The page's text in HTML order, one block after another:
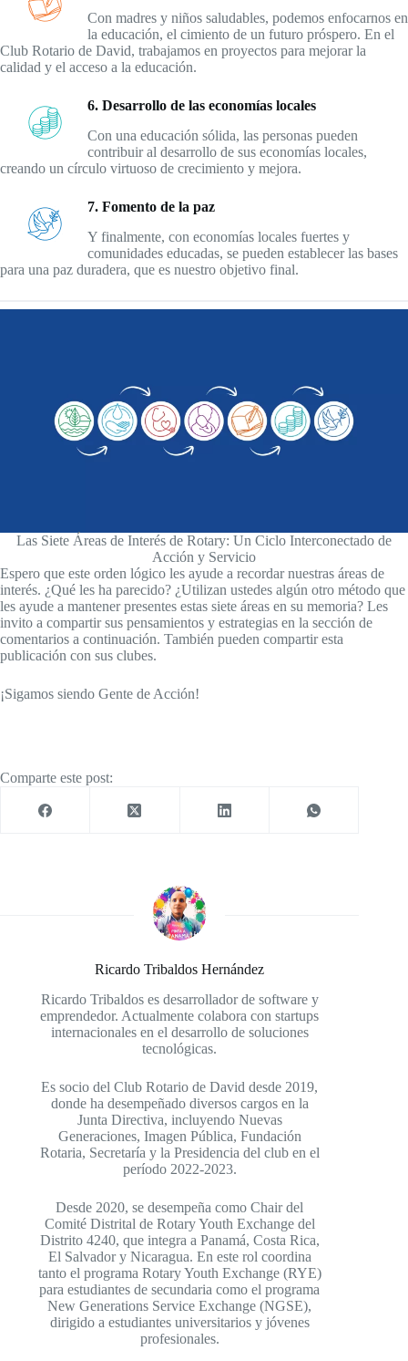
Con madres y niños saludables, podemos enfocarnos en
la educación, el cimiento de un futuro próspero. En el
Club Rotario de David, trabajamos en proyectos para mejorar la
calidad y el acceso a la educación.
6. Desarrollo de las economías locales
Con una educación sólida, las personas pueden
contribuir al desarrollo de sus economías locales,
creando un círculo virtuoso de crecimiento y mejora.
7. Fomento de la paz
Y finalmente, con economías locales fuertes y
comunidades educadas, se pueden establecer las bases
para una paz duradera, que es nuestro objetivo final.
Las Siete Áreas de Interés de Rotary: Un Ciclo Interconectado de
Acción y Servicio
Espero que este orden lógico les ayude a recordar nuestras áreas de
interés. ¿Qué les ha parecido? ¿Utilizan ustedes algún otro método que
les ayude a mantener presentes estas siete áreas en su memoria? Les
invito a compartir sus pensamientos y estrategias en la sección de
comentarios a continuación. También pueden compartir esta
publicación con sus clubes.
¡Sigamos siendo Gente de Acción!
Comparte este post:
Ricardo Tribaldos Hernández
Ricardo Tribaldos es desarrollador de software y
emprendedor. Actualmente colabora con startups
internacionales en el desarrollo de soluciones
tecnológicas.
Es socio del Club Rotario de David desde 2019,
donde ha desempeñado diversos cargos en la
Junta Directiva, incluyendo Nuevas
Generaciones, Imagen Pública, Fundación
Rotaria, Secretaría y la Presidencia del club en el
período 2022-2023.
Desde 2020, se desempeña como Chair del
Comité Distrital de Rotary Youth Exchange del
Distrito 4240, que integra a Panamá, Costa Rica,
El Salvador y Nicaragua. En este rol coordina
tanto el programa Rotary Youth Exchange (RYE)
para estudiantes de secundaria como el programa
New Generations Service Exchange (NGSE),
dirigido a estudiantes universitarios y jóvenes
profesionales.